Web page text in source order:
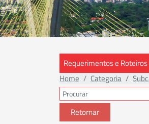
Requerimentos e
Home
Categoria
Retornar